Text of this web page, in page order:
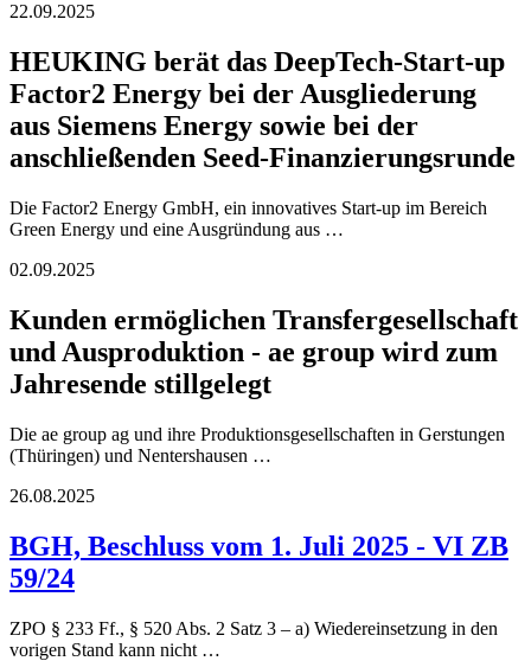
22.09.2025
HEUKING berät das DeepTech-Start-up
Factor2 Energy bei der Ausgliederung
aus Siemens Energy sowie bei der
anschließenden Seed-Finanzierungsrunde
Die Factor2 Energy GmbH, ein innovatives Start-up im Bereich
Green Energy und eine Ausgründung aus …
02.09.2025
Kunden ermöglichen Transfergesellschaft
und Ausproduktion - ae group wird zum
Jahresende stillgelegt
Die ae group ag und ihre Produktionsgesellschaften in Gerstungen
(Thüringen) und Nentershausen …
26.08.2025
BGH, Beschluss vom 1. Juli 2025 - VI ZB
59/24
ZPO § 233 Ff., § 520 Abs. 2 Satz 3 – a) Wiedereinsetzung in den
vorigen Stand kann nicht …